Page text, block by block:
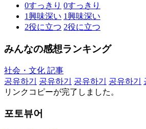
0すっきり 0すっきり
1興味深い 1興味深い
2役に立つ 2役に立つ
みんなの感想ランキング
社会・文化 記事
공유하기
공유하기 공유하기 공유하기
リンクコピーが完了しました。
포토뷰어